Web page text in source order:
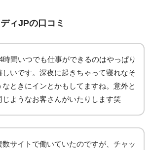
ィJPの口コミ
時間いつでも仕事ができるのはやっぱり
しいです。深夜に起きちゃって寝れなそ
なときにインとかもしてますね。意外と
じようなお客さんがいたりします笑
数サイトで働いていたのですが、チャッ